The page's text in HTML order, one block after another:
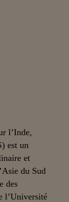
l’Inde,
est un
et
du Sud
des
l’Université